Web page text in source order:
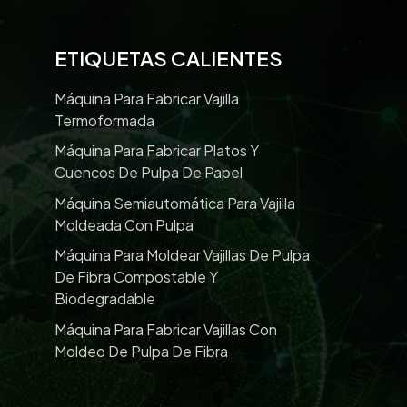
ETIQUETAS CALIENTES
Máquina Para Fabricar Vajilla
Termoformada
Máquina Para Fabricar Platos Y
Cuencos De Pulpa De Papel
Máquina Semiautomática Para Vajilla
Moldeada Con Pulpa
Máquina Para Moldear Vajillas De Pulpa
De Fibra Compostable Y
Biodegradable
Máquina Para Fabricar Vajillas Con
Moldeo De Pulpa De Fibra